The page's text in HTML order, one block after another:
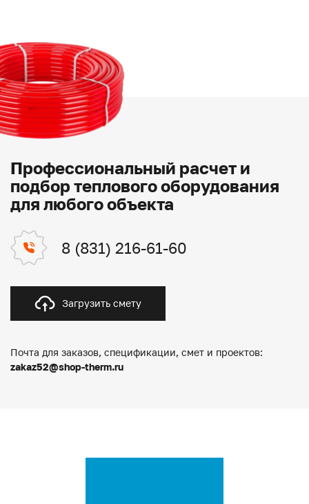
Профессиональный расчет и
подбор теплового оборудования
для любого объекта
8 (831) 216-61-60
Загрузить смету
Почта для заказов, спецификации, смет и проектов:
zakaz52@shop-therm.ru